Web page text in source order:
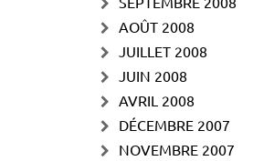
AOÛT 2008
JUILLET 2008
JUIN 2008
AVRIL 2008
DÉCEMBRE 2007
NOVEMBRE 2007